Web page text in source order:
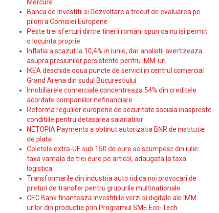
Mercure
Banca de Investitii si Dezvoltare a trecut de evaluarea pe
piloni a Comisiei Europene
Peste trei sferturi dintre tinerii romani spun ca nu isi permit
o locuinta proprie
Inflatia a scazut la 10,4% in iunie, dar analistii avertizeaza
asupra presiunilor persistente pentru IMM-uri
IKEA deschide doua puncte de servicii in centrul comercial
Grand Arena din sudul Bucurestiului
Imobiliarele comerciale concentreaza 54% din creditele
acordate companiilor nefinanciare
Reforma regulilor europene de securitate sociala inaspreste
conditiile pentru detasarea salariatilor
NETOPIA Payments a obtinut autorizatia BNR de institutie
de plata
Coletele extra-UE sub 150 de euro se scumpesc din iulie:
taxa vamala de trei euro pe articol, adaugata la taxa
logistica
Transformarile din industria auto ridica noi provocari de
preturi de transfer pentru grupurile multinationale
CEC Bank finanteaza investitiile verzi si digitale ale IMM-
urilor din productie prin Programul SME Eco-Tech